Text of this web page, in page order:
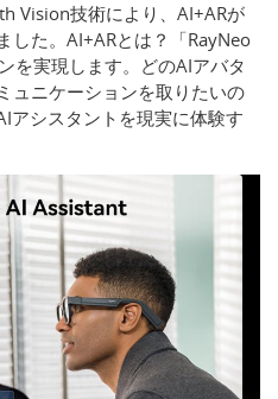
Vision技術により、AI+ARが
した。AI+ARとは？「RayNeo
を実現します。どのAIアバタ
ュニケーションを取りたいの
アシスタントを現実に体験す